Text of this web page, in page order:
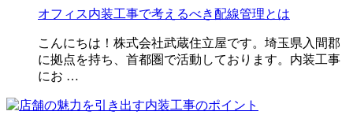
オフィス内装工事で考えるべき配線管理とは
こんにちは！株式会社武蔵住立屋です。埼玉県入間郡
に拠点を持ち、首都圏で活動しております。内装工事
にお …